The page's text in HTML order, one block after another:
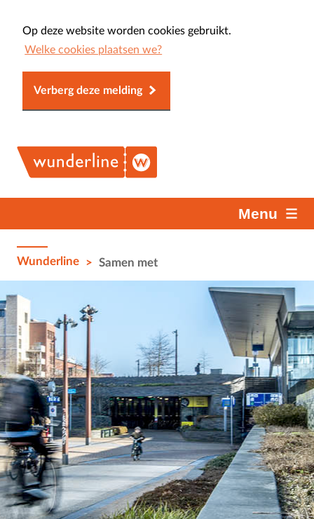
Op deze website worden cookies gebruikt.
Welke cookies plaatsen we?
Verberg deze melding
Menu
Wunderline > Samen met